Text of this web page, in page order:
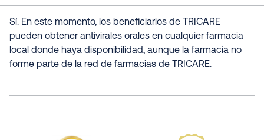
Sí. En este momento, los beneficiarios de TRICARE
pueden obtener antivirales orales en cualquier farmacia
local donde haya disponibilidad, aunque la farmacia no
forme parte de la red de farmacias de TRICARE.